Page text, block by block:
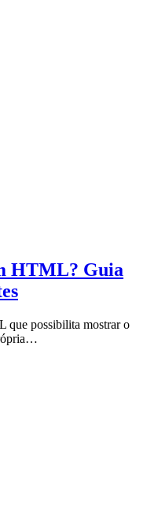
HTML? Guia
que possibilita mostrar o